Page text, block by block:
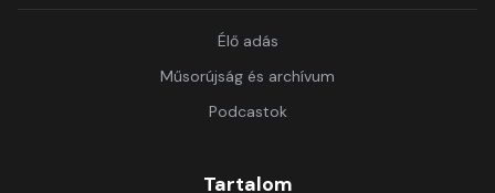
Élő adás
Műsorújság és archívum
Podcastok
Tartalom